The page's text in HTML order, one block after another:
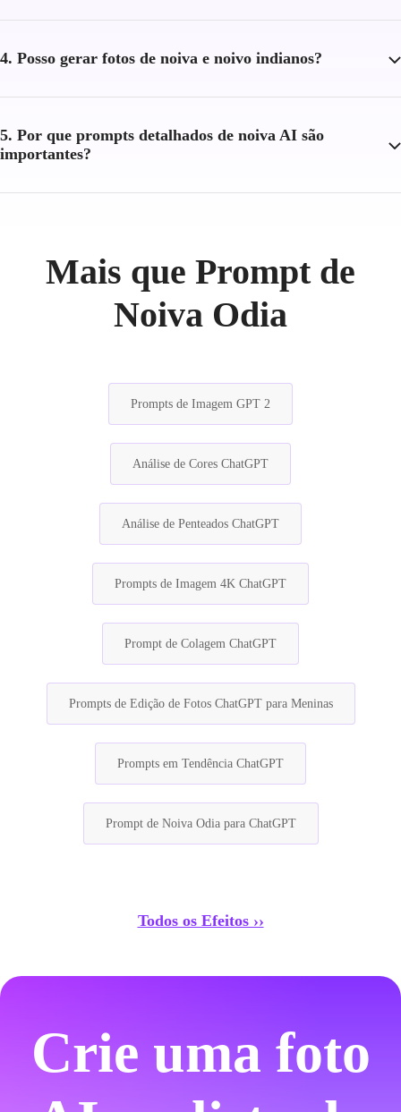
4. Posso gerar fotos de noiva e noivo indianos?
5. Por que prompts detalhados de noiva AI são
importantes?
Mais que Prompt de
Noiva Odia
Prompts de Imagem GPT 2
Análise de Cores ChatGPT
Análise de Penteados ChatGPT
Prompts de Imagem 4K ChatGPT
Prompt de Colagem ChatGPT
Prompts de Edição de Fotos ChatGPT para Meninas
Prompts em Tendência ChatGPT
Prompt de Noiva Odia para ChatGPT
Todos os Efeitos ››
Crie uma foto